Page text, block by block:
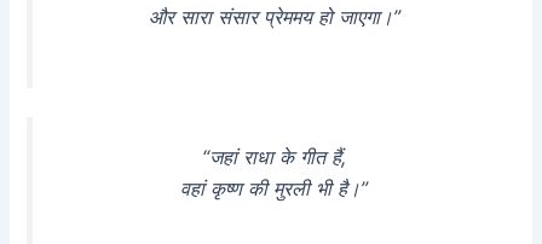
और सारा संसार प्रेममय हो जाएगा।”
“जहां राधा के गीत हैं,
वहां कृष्ण की मुरली भी है।”